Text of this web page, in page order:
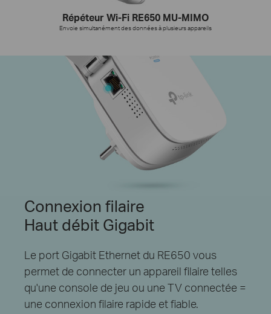
Répéteur Wi-Fi RE650 MU-MIMO
Envoie simultanément des données à plusieurs appareils
Connexion filaire
Haut débit Gigabit
Le port Gigabit Ethernet du RE650 vous
permet de connecter un appareil filaire telles
qu'une console de jeu ou une TV connectée =
une connexion filaire rapide et fiable.